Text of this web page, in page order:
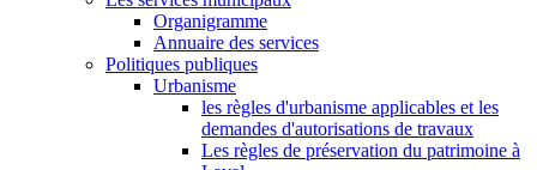
Organigramme
Annuaire des services
Politiques publiques
Urbanisme
les règles d'urbanisme applicables et les
demandes d'autorisations de travaux
Les règles de préservation du patrimoine à